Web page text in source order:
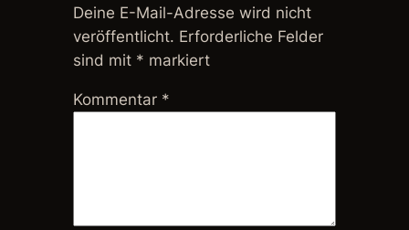
Deine E-Mail-Adresse wird nicht
veröffentlicht. Erforderliche Felder
sind mit * markiert
Kommentar *